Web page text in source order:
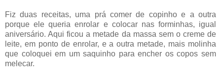
Fiz duas receitas, uma prá comer de copinho e a outra
porque ele queria enrolar e colocar nas forminhas, igual
aniversário. Aqui ficou a metade da massa sem o creme de
leite, em ponto de enrolar, e a outra metade, mais molinha
que coloquei em um saquinho para encher os copos sem
melecar.